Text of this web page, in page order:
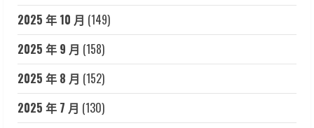
2025 年 10 月 (149)
2025 年 9 月 (158)
2025 年 8 月 (152)
2025 年 7 月 (130)